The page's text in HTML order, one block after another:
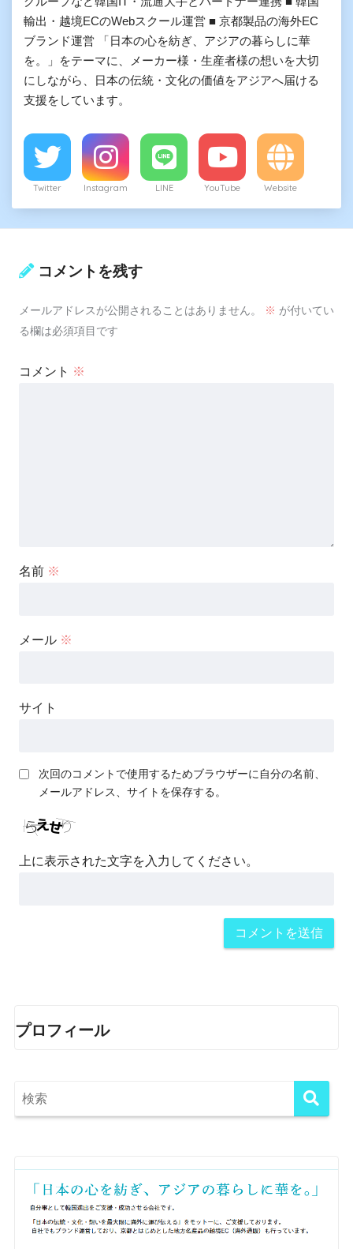
輸出・越境ECのWebスクール運営 ■ 京都製品の海外EC
ブランド運営 「日本の心を紡ぎ、アジアの暮らしに華
を。」をテーマに、メーカー様・生産者様の想いを大切
にしながら、日本の伝統・文化の価値をアジアへ届ける
支援をしています。
Twitter Instagram LINE YouTube Website
コメントを残す
メールアドレスが公開されることはありません。 ※ が付いてい
る欄は必須項目です
コメント ※
名前 ※
メール ※
サイト
次回のコメントで使用するためブラウザーに自分の名前、
メールアドレス、サイトを保存する。
上に表示された文字を入力してください。
プロフィール